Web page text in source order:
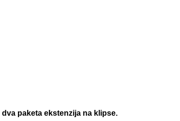
dva paketa ekstenzija na klipse.